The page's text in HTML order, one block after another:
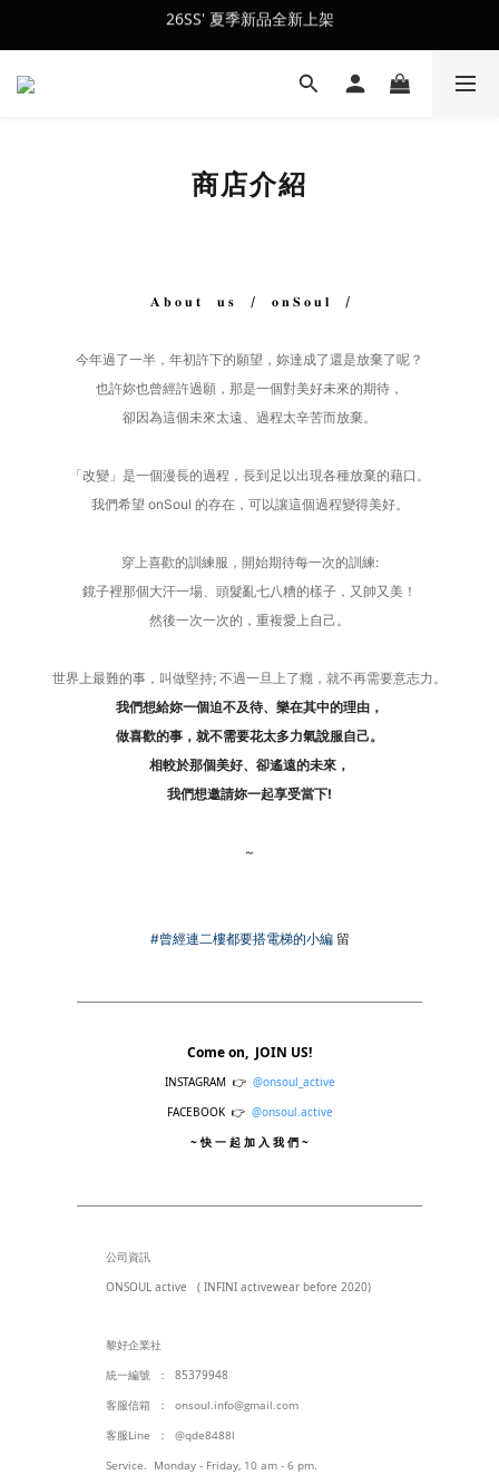
會員訂單滿$2500超取免運
26SS' 夏季新品全新上架
商店介紹
𝐀 𝐛 𝐨 𝐮 𝐭 𝐮 𝐬 / 𝐨 𝐧 𝐒 𝐨 𝐮 𝐥 /
今年過了一半，年初許下的願望，妳達成了還是放棄了呢？
也許妳也曾經許過願， 那是一個對美好未來的期待，
卻因為這個未來太遠、過程太辛苦而放棄。
「改變」是一個漫長的過程， 長到足以出現各種放棄的藉口。
我們希望 onSoul 的存在， 可以讓這個過程變得美好。
穿上喜歡的訓練服， 開始期待每一次的訓練:
鏡子裡那個大汗一場、 頭髮亂七八糟的樣子， 又帥又美！
然後一次一次的，重複愛上自己。
世界上最難的事，叫做堅持; 不過一旦上了癮，就不再需要意志力。
我們想給妳一個迫不及待、樂在其中的理由，
做喜歡的事，就不需要花太多力氣說服自己。
相較於那個美好、卻遙遠的未來，
我們想邀請妳一起享受當下!
~
#曾經連二樓都要搭電梯的小編留
Come on, JOIN US!
INSTAGRAM 👉 @onsoul_active
FACEBOOK 👉 @onsoul.active
~ 快 一 起 加 入 我 們 ~
公司資訊
ONSOUL active ( INFINI activewear before 2020)
黎好企業社
統一編號 ： 85379948
客服信箱 ： onsoul.info@gmail.com
客服Line ： @qde8488l
Service. Monday - Friday, 10 am - 6 pm.